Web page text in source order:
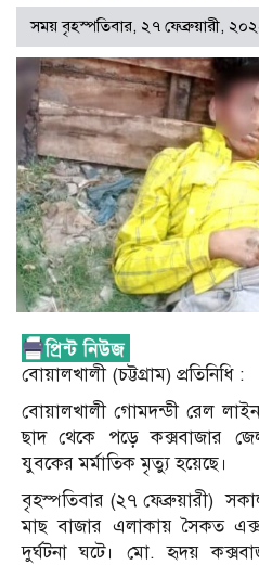
সময় বৃহস্পতিবার, ২৭ ফেব্রুয়ারী,
বোয়ালখালী (চট্টগ্রাম) প্রতিনিধি :
বোয়ালখালী গোমদন্ডী রেল
ছাদ থেকে পড়ে কক্সবাজার
যুবকের মর্মাতিক মৃত্যু হয়েছে।
বৃহস্পতিবার (২৭ ফেব্রুয়ারী)
মাছ বাজার এলাকায় সৈকত
দুর্ঘটনা ঘটে। মো. হৃদয়